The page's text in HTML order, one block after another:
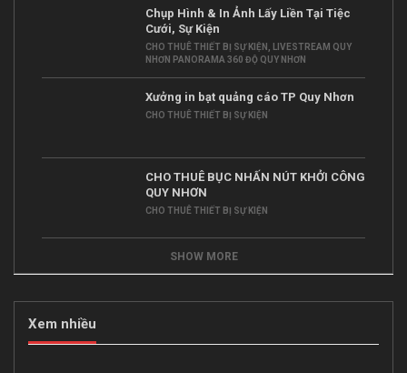
Chụp Hình & In Ảnh Lấy Liền Tại Tiệc
Cưới, Sự Kiện
CHO THUÊ THIẾT BỊ SỰ KIỆN
LIVESTREAM QUY
NHƠN PANORAMA 360 ĐỘ QUY NHƠN
Xưởng in bạt quảng cáo TP Quy Nhơn
CHO THUÊ THIẾT BỊ SỰ KIỆN
CHO THUÊ BỤC NHẤN NÚT KHỞI CÔNG
QUY NHƠN
CHO THUÊ THIẾT BỊ SỰ KIỆN
SHOW MORE
Xem nhiều